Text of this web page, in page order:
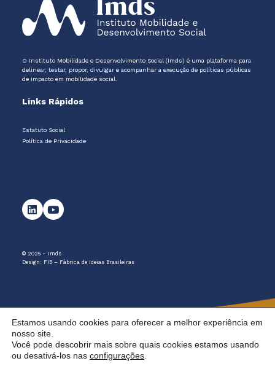
O Instituto Mobilidade e Desenvolvimento Social (Imds) é uma plataforma para
delinear, testar, propor, divulgar e acompanhar a execução de políticas públicas
de impacto em mobilidade social.
Links Rápidos
Estatuto Social
Política de Privacidade
© 2026 – Imds
Design: FIB – Fábrica de Ideias Brasileiras
Estamos usando cookies para oferecer a melhor experiência em
nosso site.
Você pode descobrir mais sobre quais cookies estamos usando
ou desativá-los nas configurações